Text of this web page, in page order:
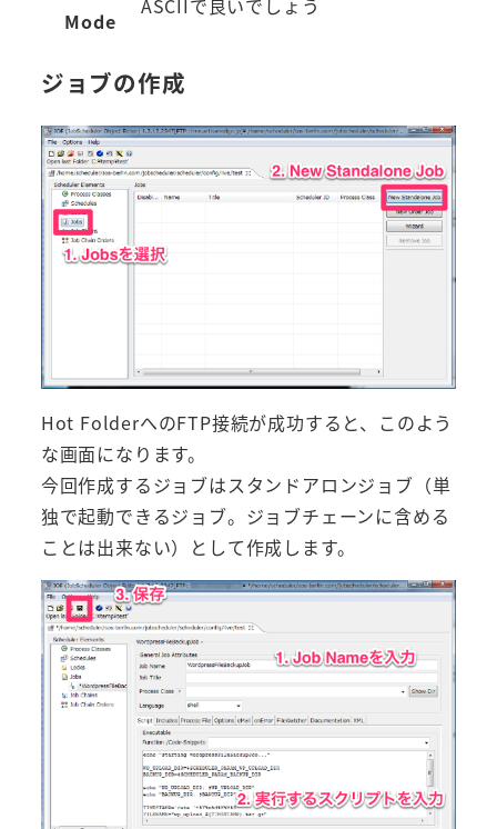
Mode
ジョブの作成
Hot FolderへのFTP接続が成功すると、このよう
な画面になります。
今回作成するジョブはスタンドアロンジョブ（単
独で起動できるジョブ。ジョブチェーンに含める
ことは出来ない）として作成します。